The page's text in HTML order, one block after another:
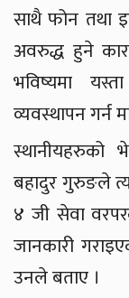
साथै फोन तथा
अवरुद्ध हुने
भविष्यमा
व्यवस्थापन गर्न
स्थानीयहरुको
बहादुर गुरुङले
४ जी सेवा
जानकारी
उनले बताए ।